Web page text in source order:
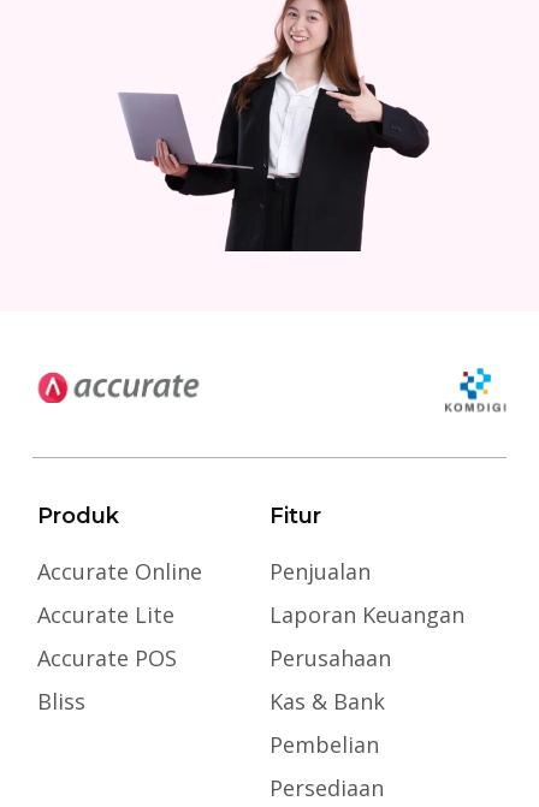
Produk
Accurate Online
Accurate Lite
Accurate POS
Bliss
Fitur
Penjualan
Laporan Keuangan
Perusahaan
Kas & Bank
Pembelian
Persediaan